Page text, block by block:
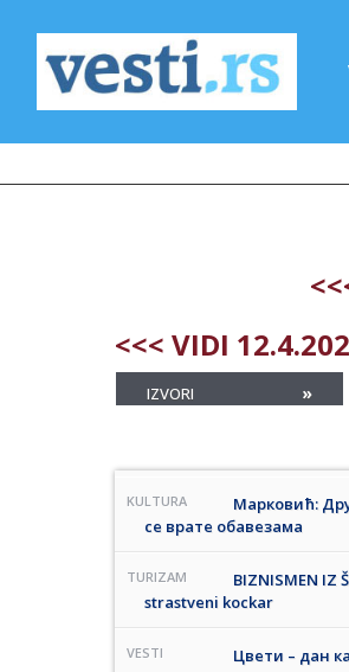
<<< VIDI
IZVORI »
KULTURA
Марковић:
се врате обавезама
TURIZAM
BIZNISMEN IZ
strastveni kockar
VESTI Цвети – дан